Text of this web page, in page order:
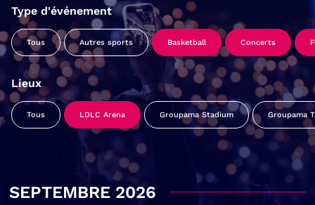
Type d'événement
Tous Autres sports Basketball Concerts
Lieux
Tous LDLC Arena Groupama Stadium Groupama
SEPTEMBRE 2026